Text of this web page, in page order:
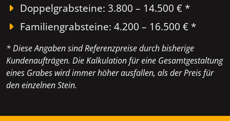
Doppelgrabsteine: 3.800 – 14.500 € *
Familiengrabsteine: 4.200 – 16.500 € *
* Diese Angaben sind Referenzpreise durch bisherige
Kundenaufträgen. Die Kalkulation für eine Gesamtgestaltung
eines Grabes wird immer höher ausfallen, als der Preis für
den einzelnen Stein.